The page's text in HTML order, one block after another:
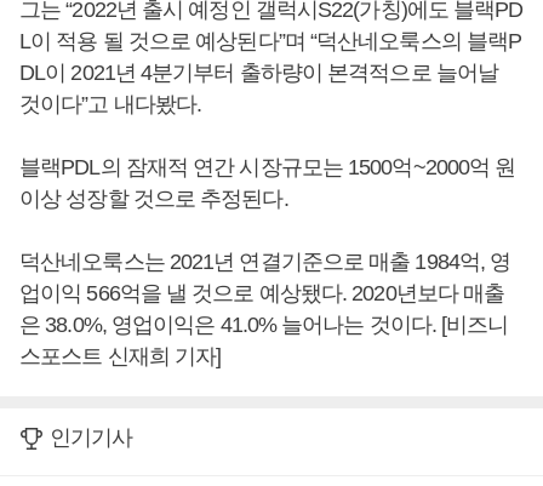
그는 “2022년 출시 예정인 갤럭시S22(가칭)에도 블랙PD
L이 적용 될 것으로 예상된다”며 “덕산네오룩스의 블랙P
DL이 2021년 4분기부터 출하량이 본격적으로 늘어날
것이다”고 내다봤다.
블랙PDL의 잠재적 연간 시장규모는 1500억~2000억 원
이상 성장할 것으로 추정된다.
덕산네오룩스는 2021년 연결기준으로 매출 1984억, 영
업이익 566억을 낼 것으로 예상됐다. 2020년보다 매출
은 38.0%, 영업이익은 41.0% 늘어나는 것이다. [비즈니
스포스트 신재희 기자]
인기기사